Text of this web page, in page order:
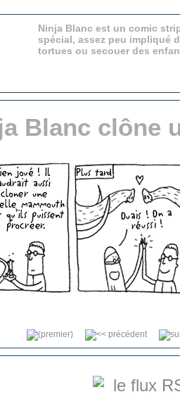
Ninja Blanc est un comic
spécial, assez peu impliqué
tortues ou secouer des
Blanc clône